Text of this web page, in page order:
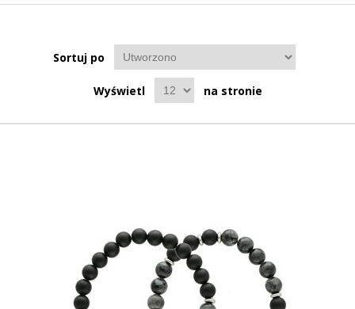
Sortuj po
Wyświetl na stronie